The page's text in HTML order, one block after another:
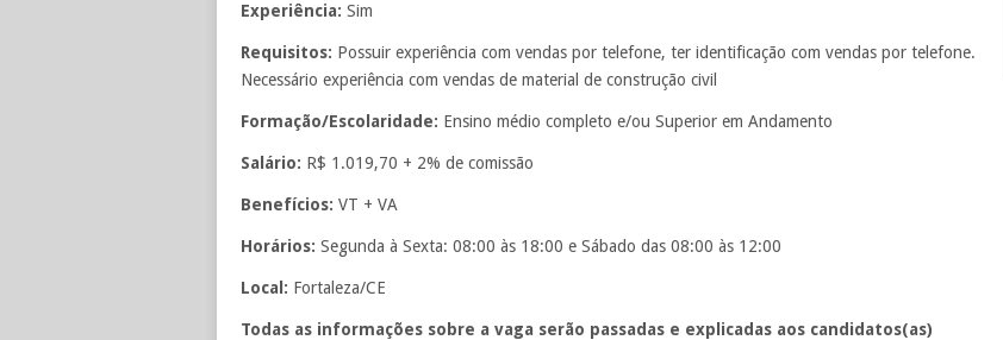
Experiência: Sim
Requisitos: Possuir experiência com vendas por telefone, ter identificação com vendas por telefone.
Necessário experiência com vendas de material de construção civil
Formação/Escolaridade: Ensino médio completo e/ou Superior em Andamento
Salário: R$ 1.019,70 + 2% de comissão
Benefícios: VT + VA
Horários: Segunda à Sexta: 08:00 às 18:00 e Sábado das 08:00 às 12:00
Local: Fortaleza/CE
Todas as informações sobre a vaga serão passadas e explicadas aos candidatos(as)